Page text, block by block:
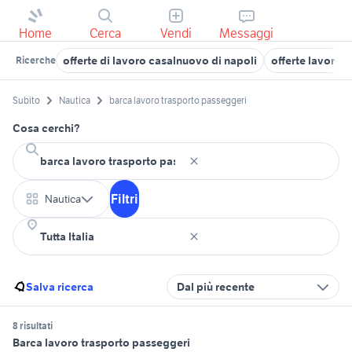
Home Cerca Vendi Messaggi
Ricerche offerte di lavoro casalnuovo di napoli offerte lavoro
Subito Nautica barca lavoro trasporto passeggeri
Cosa cerchi?
Nautica Filtri
Salva ricerca Dal più recente
8 risultati
Barca lavoro trasporto passeggeri